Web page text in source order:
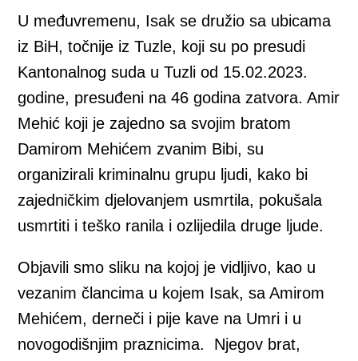
U međuvremenu, Isak se družio sa ubicama
iz BiH, točnije iz Tuzle, koji su po presudi
Kantonalnog suda u Tuzli od 15.02.2023.
godine, presuđeni na 46 godina zatvora. Amir
Mehić koji je zajedno sa svojim bratom
Damirom Mehićem zvanim Bibi, su
organizirali kriminalnu grupu ljudi, kako bi
zajedničkim djelovanjem usmrtila, pokušala
usmrtiti i teško ranila i ozlijedila druge ljude.
Objavili smo sliku na kojoj je vidljivo, kao u
vezanim člancima u kojem Isak, sa Amirom
Mehićem, derneči i pije kave na Umri i u
novogodišnjim praznicima. Njegov brat,